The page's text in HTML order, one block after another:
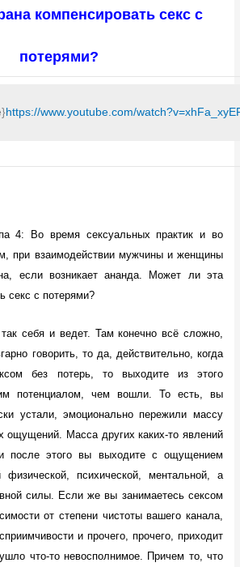
компенсировать секс с
потерями?
https://www.youtube.com/
4: Во время сексуальных практик и во
при взаимодействии мужчины и женщины
если возникает ананда. Может ли эта
секс с потерями?
себя и ведет. Там конечно всё сложно,
говорить, то да, действительно, когда
без потерь, то выходите из этого
потенциалом, чем вошли. То есть, вы
устали, эмоционально пережили массу
ощущений. Масса других каких-то явлений
после этого вы выходите с ощущением
физической, психической, ментальной, а
силы. Если же вы занимаетесь сексом
от степени чистоты вашего канала,
и прочего, прочего, приходит
что-то невосполнимое. Причем то, что